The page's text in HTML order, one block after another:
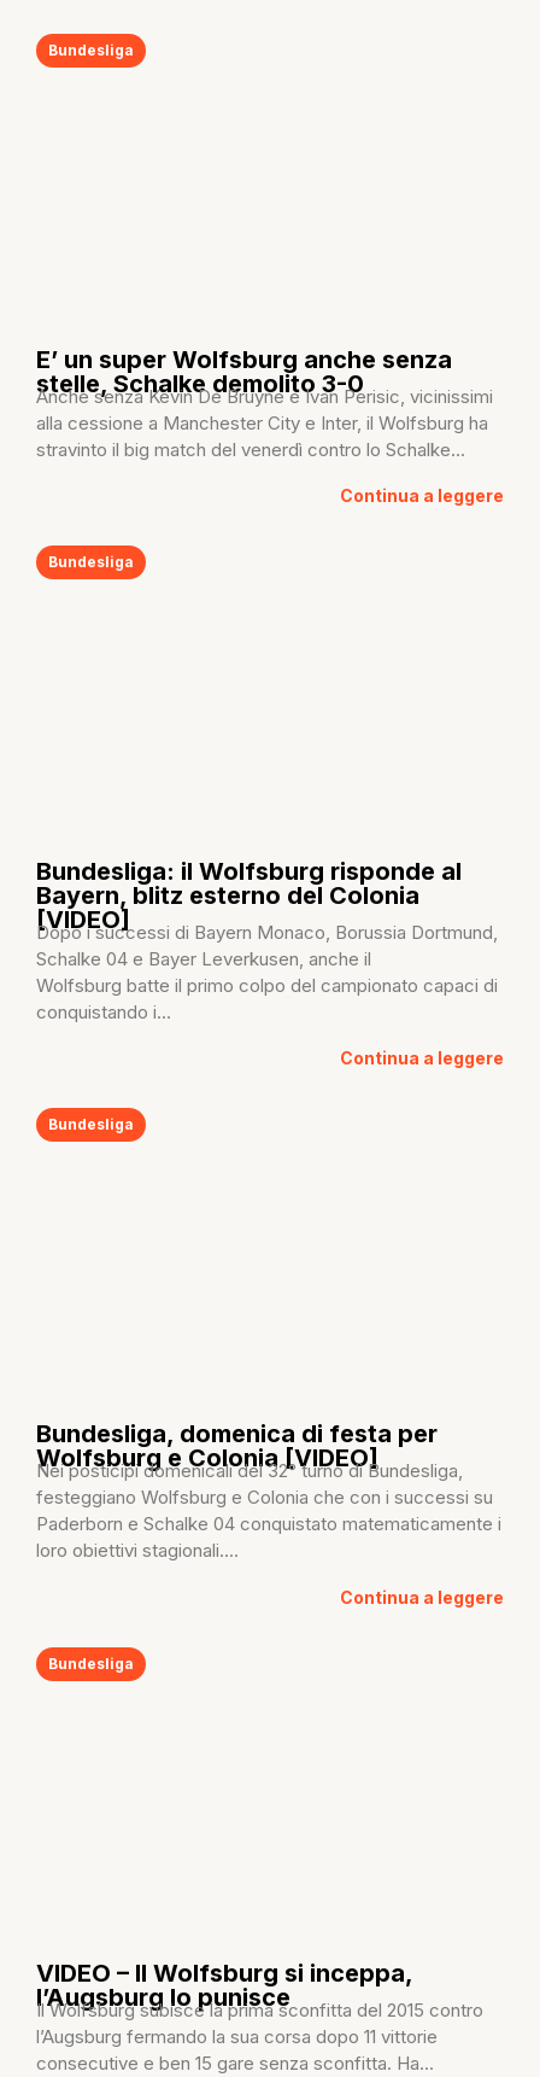
Bundesliga
E’ un super Wolfsburg anche senza
stelle, Schalke demolito 3-0
Anche senza Kevin De Bruyne e Ivan Perisic, vicinissimi
alla cessione a Manchester City e Inter, il Wolfsburg ha
stravinto il big match del venerdì contro lo Schalke...
Continua a leggere
Bundesliga
Bundesliga: il Wolfsburg risponde al
Bayern, blitz esterno del Colonia
[VIDEO]
Dopo i successi di Bayern Monaco, Borussia Dortmund,
Schalke 04 e Bayer Leverkusen, anche il
Wolfsburg batte il primo colpo del campionato capaci di
conquistando i...
Continua a leggere
Bundesliga
Bundesliga, domenica di festa per
Wolfsburg e Colonia [VIDEO]
Nei posticipi domenicali del 32° turno di Bundesliga,
festeggiano Wolfsburg e Colonia che con i successi su
Paderborn e Schalke 04 conquistato matematicamente i
loro obiettivi stagionali....
Continua a leggere
Bundesliga
VIDEO – Il Wolfsburg si inceppa,
l’Augsburg lo punisce
Il Wolfsburg subisce la prima sconfitta del 2015 contro
l’Augsburg fermando la sua corsa dopo 11 vittorie
consecutive e ben 15 gare senza sconfitta. Ha...